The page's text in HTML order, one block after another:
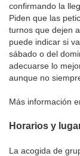
confirmando la
Piden que las
turnos que dejen
puede indicar si
sábado o del
adecuarse lo
aunque no
Más información
Horarios y
La acogida de